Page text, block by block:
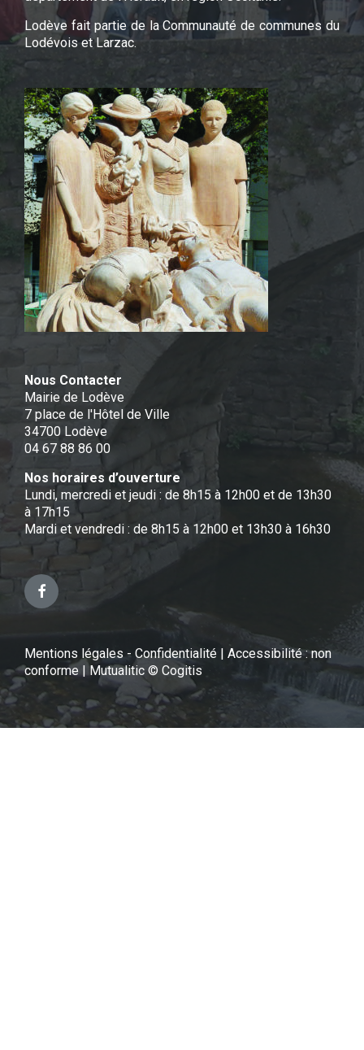
Lodève fait partie de la Communauté de communes du
Lodévois et Larzac.
Nous Contacter
Mairie de Lodève
7 place de l'Hôtel de Ville
34700 Lodève
04 67 88 86 00
Nos horaires d’ouverture
Lundi, mercredi et jeudi : de 8h15 à 12h00 et de 13h30
à 17h15
Mardi et vendredi : de 8h15 à 12h00 et 13h30 à 16h30
Facebook
Mentions légales - Confidentialité
Accessibilité : non
conforme
Mutualitic © Cogitis